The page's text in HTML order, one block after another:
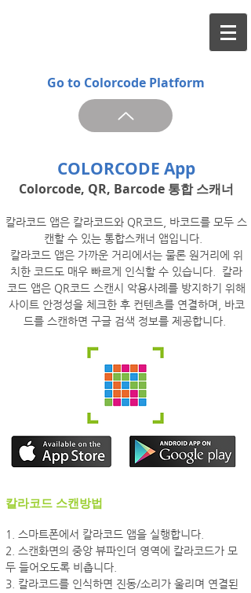
Go to Colorcode Platform
COLORCODE App
Colorcode, QR, Barcode 통합 스캐너
칼라코드 앱은 칼라코드와 QR코드, 바코드를 모두 스
캔할 수 있는 통합스캐너 앱입니다.
칼라코드 앱은 가까운 거리에서는 물론 원거리에 위
치한 코드도 매우 빠르게 인식할 수 있습니다. 칼라
코드 앱은 QR코드 스캔시 악용사례를 방지하기 위해
사이트 안정성을 체크한 후 컨텐츠를 연결하며, 바코
드를 스캔하면 구글 검색 정보를 제공합니다.
칼라코드 스캔방법
1. 스마트폰에서 칼라코드 앱을 실행합니다.
2. 스캔화면의 중앙 뷰파인더 영역에 칼라코드가 모
두 들어오도록 비춥니다.
3. 칼라코드를 인식하면 진동/소리가 울리며 연결된